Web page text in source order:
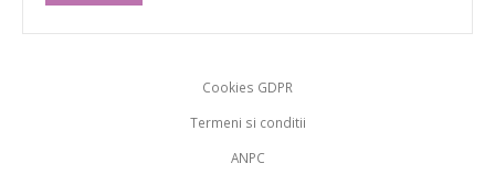
Cookies GDPR
Termeni si conditii
ANPC